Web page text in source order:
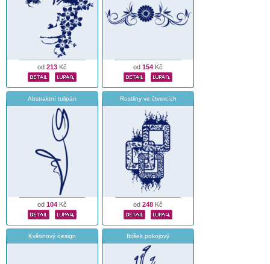
od 213 Kč od 154 Kč
Abstraktní tulipán
od 104 Kč
Rostliny ve čtvercích
od 248 Kč
Květinový design Ibišek pokojový